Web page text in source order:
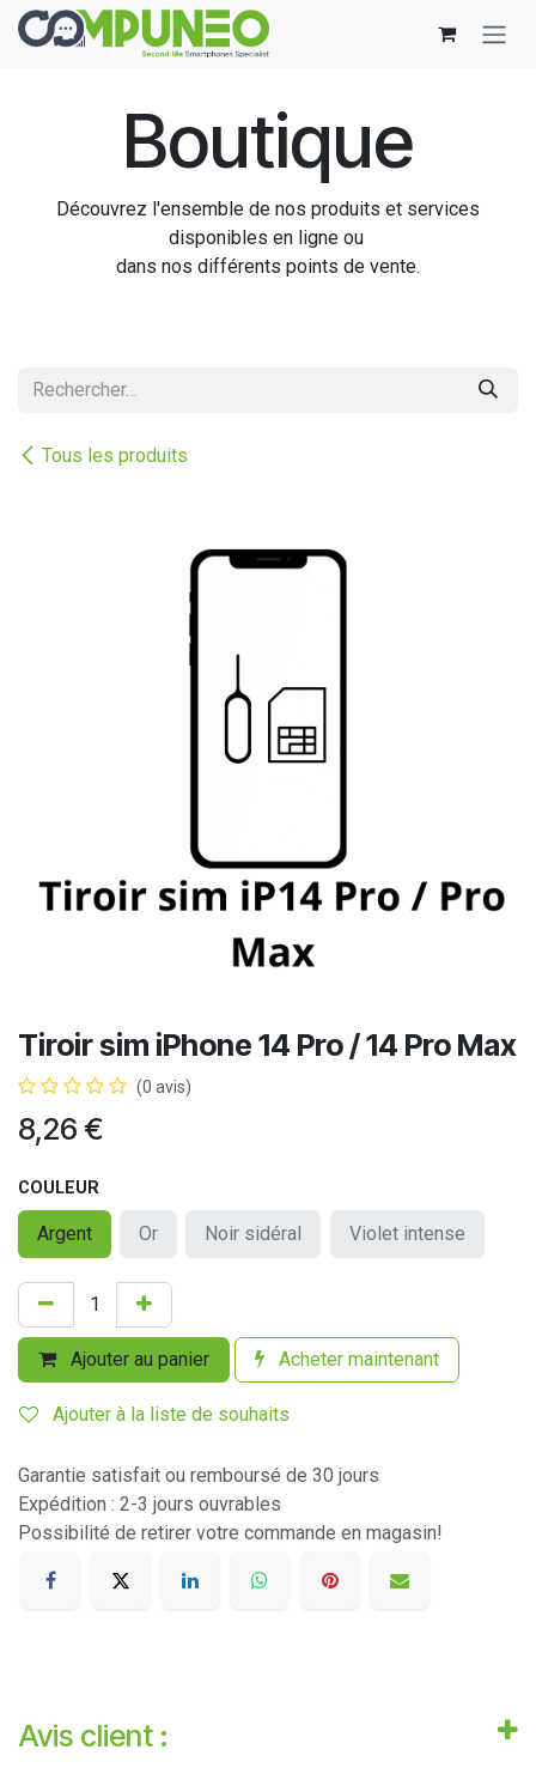
Se rendre au contenu
Boutique
Découvrez l'ensemble de nos produits et services
disponibles en ligne ou
dans nos différents points de vente.
Tous les produits
Tiroir sim iPhone 14 Pro / 14 Pro Max
(0 avis)
8,26 €
COULEUR
Argent Or Noir sidéral Violet intense
Ajouter au panier Acheter maintenant
Ajouter à la liste de souhaits
Garantie satisfait ou remboursé de 30 jours
Expédition : 2-3 jours ouvrables
Possibilité de retirer votre commande en magasin!
Avis client :